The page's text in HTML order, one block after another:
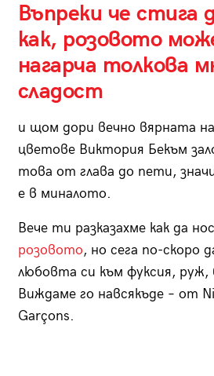
Въпреки че стига
как, розовото
нагарча толкова
сладост
и щом дори вечно вярната
цветове Виктория Бекъм
това от глава до пети,
е в миналото.
Вече ти разказахме как да
розовото, но сега по-скоро
любовта си към фуксия, руж,
Виждаме го навсякъде – от
Garçons.